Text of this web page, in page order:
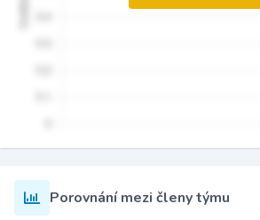
Porovnání mezi členy týmu